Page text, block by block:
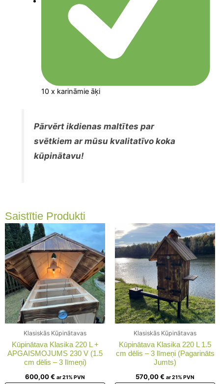
10 x karināmie āķi
Pārvērt ikdienas maltītes par
svētkiem ar mūsu kvalitatīvo koka
kūpinātavu!
Saistītie Produkti
Klasiskās Kūpinātavas
Kūpinātava Klasika 220 L +
APGAISMOJUMS 230 V (1.5
cm dēlis – 3 līmeņi)
600,00€ ar 21% PVN
Klasiskās Kūpinātavas
Kūpinātava Klasika 220 L 1.5
cm dēlis – 3 līmeņi (Pagarināts
Jumts)
570,00€ ar 21% PVN